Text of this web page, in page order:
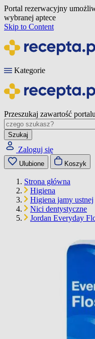
Portal rezerwacyjny
wybranej aptece
Skip to Content
Kategorie
Przeszukaj zawartość portalu
Szukaj
Zaloguj się
Ulubione Koszyk
Strona główna
Higiena
Higiena jamy ustnej
Nici dentystyczne
Jordan Everyday